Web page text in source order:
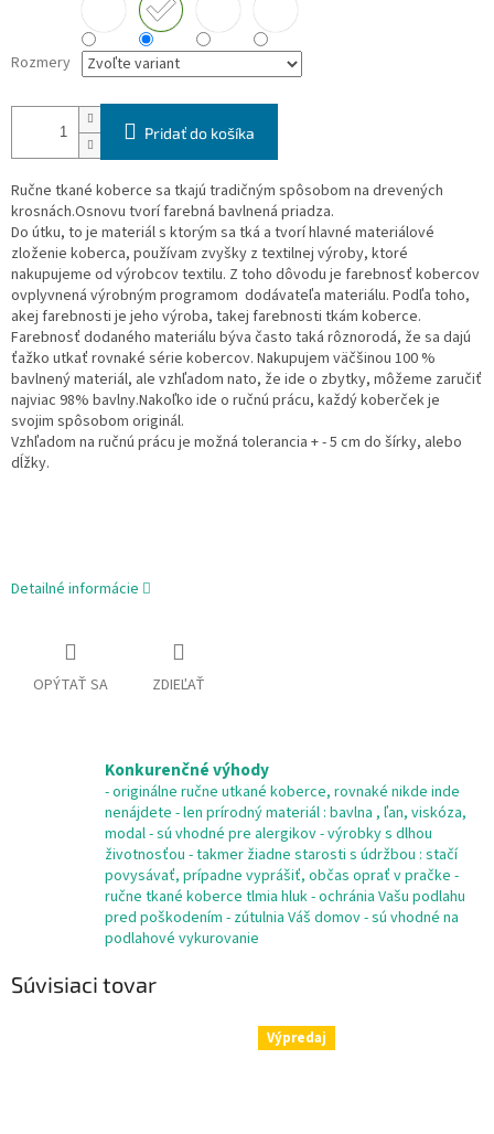
Rozmery
Pridať do košíka
Ručne tkané koberce sa tkajú tradičným spôsobom na drevených
krosnách.Osnovu tvorí farebná bavlnená priadza.
Do útku, to je materiál s ktorým sa tká a tvorí hlavné materiálové
zloženie koberca, používam zvyšky z textilnej výroby, ktoré
nakupujeme od výrobcov textilu. Z toho dôvodu je farebnosť kobercov
ovplyvnená výrobným programom dodávateľa materiálu. Podľa toho,
akej farebnosti je jeho výroba, takej farebnosti tkám koberce.
Farebnosť dodaného materiálu býva často taká rôznorodá, že sa dajú
ťažko utkať rovnaké série kobercov. Nakupujem väčšinou 100 %
bavlnený materiál, ale vzhľadom nato, že ide o zbytky, môžeme zaručiť
najviac 98% bavlny.Nakoľko ide o ručnú prácu, každý koberček je
svojim spôsobom originál.
Vzhľadom na ručnú prácu je možná tolerancia + - 5 cm do šírky, alebo
dĺžky.
Detailné informácie
OPÝTAŤ SA ZDIEĽAŤ
Konkurenčné výhody
- originálne ručne utkané koberce, rovnaké nikde inde
nenájdete - len prírodný materiál : bavlna , ľan, viskóza,
modal - sú vhodné pre alergikov - výrobky s dlhou
životnosťou - takmer žiadne starosti s údržbou : stačí
povysávať, prípadne vyprášiť, občas oprať v pračke -
ručne tkané koberce tlmia hluk - ochránia Vašu podlahu
pred poškodením - zútulnia Váš domov - sú vhodné na
podlahové vykurovanie
Súvisiaci tovar
Výpredaj